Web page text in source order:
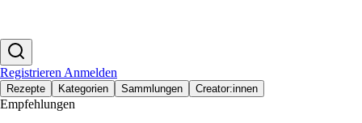
Registrieren Anmelden
Rezepte Kategorien Sammlungen Creator:innen
Empfehlungen